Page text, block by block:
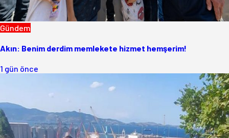
Gündem
Akın: Benim derdim memlekete hizmet hemşerim!
1 gün önce